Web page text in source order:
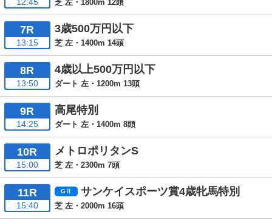
芝 左・1800m 12頭
7R
13:15
3歳500万円以下
芝 左・1400m 14頭
8R
13:50
4歳以上500万円以下
ダート 左・1200m 13頭
9R
14:25
高尾特別
ダート 左・1400m 8頭
10R
15:00
メトロポリタンS
芝 左・2300m 7頭
11R
15:40
サンケイスポーツ賞4歳牝馬特別
芝 左・2000m 16頭